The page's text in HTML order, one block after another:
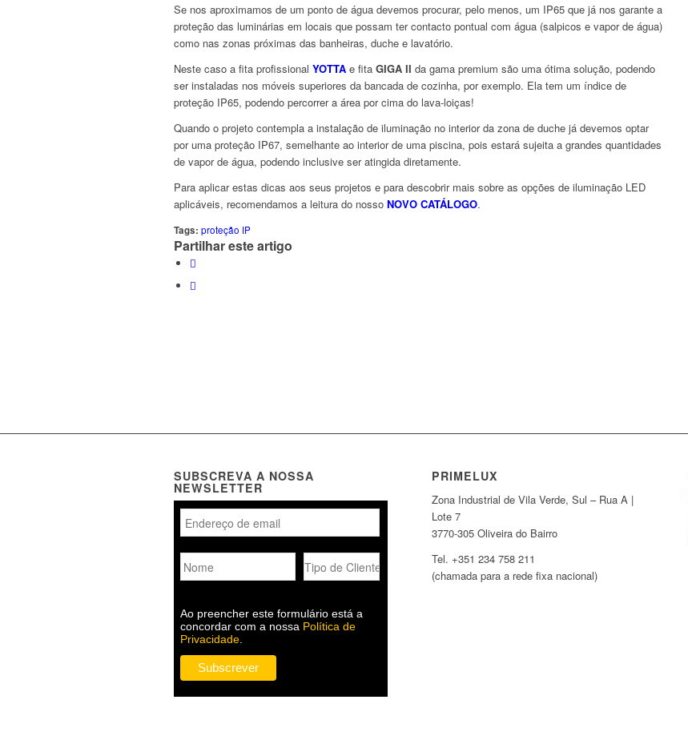
Se nos aproximamos de um ponto de água devemos procurar, pelo menos, um IP65 que já nos garante a
proteção das luminárias em locais que possam ter contacto pontual com água (salpicos e vapor de água)
como nas zonas próximas das banheiras, duche e lavatório.
Neste caso a fita profissional YOTTA e fita GIGA II da gama premium são uma ótima solução, podendo
ser instaladas nos móveis superiores da bancada de cozinha, por exemplo. Ela tem um índice de
proteção IP65, podendo percorrer a área por cima do lava-loiças!
Quando o projeto contempla a instalação de iluminação no interior da zona de duche já devemos optar
por uma proteção IP67, semelhante ao interior de uma piscina, pois estará sujeita a grandes quantidades
de vapor de água, podendo inclusive ser atingida diretamente.
Para aplicar estas dicas aos seus projetos e para descobrir mais sobre as opções de iluminação LED
aplicáveis, recomendamos a leitura do nosso NOVO CATÁLOGO.
Tags: proteção IP
Partilhar este artigo
SUBSCREVA A NOSSA
NEWSLETTER
Ao preencher este formulário está a
concordar com a nossa Política de
Privacidade
PRIMELUX
Zona Industrial de Vila Verde, Sul – Rua A |
Lote 7
3770-305 Oliveira do Bairro
Tel. +351 234 758 211
(chamada para a rede fixa nacional)